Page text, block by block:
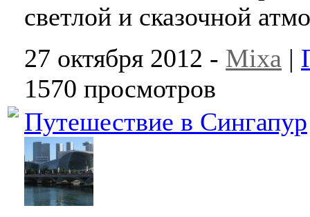
светлой и сказочной
27 октября 2012 - Mixa |
1570 просмотров
Путешествие в Сингапур